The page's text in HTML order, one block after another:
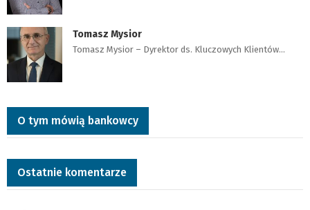
Tomasz Mysior
Tomasz Mysior – Dyrektor ds. Kluczowych Klientów…
O tym mówią bankowcy
Ostatnie komentarze